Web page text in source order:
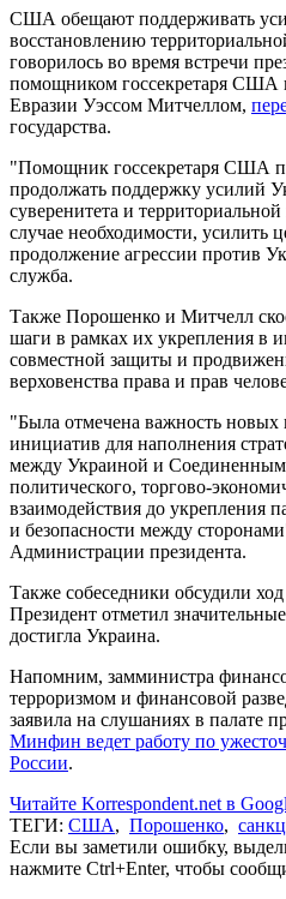
США обещают поддерживать
восстановлению
говорилось во время встречи
помощником госсекретаря США
Евразии Уэссом Митчеллом,
государства.
"Помощник госсекретаря США
продолжать поддержку усилий
суверенитета и
случае необходимости, усилить
продолжение агрессии против
служба.
Также Порошенко и Митчелл
шаги в рамках их укрепления в
совместной защиты и
верховенства права и прав
"Была отмечена важность новых
инициатив для наполнения
между Украиной и
политического, торгово-
взаимодействия до укрепления
и безопасности между
Администрации президента.
Также собеседники обсудили
Президент отметил
достигла Украина.
Напомним, замминистра
терроризмом и финансовой
заявила на слушаниях в палате
Минфин ведет работу по
России.
Читайте Korrespondent.net в
ТЕГИ: США, Порошенко,
Если вы заметили ошибку,
нажмите Ctrl+Enter, чтобы